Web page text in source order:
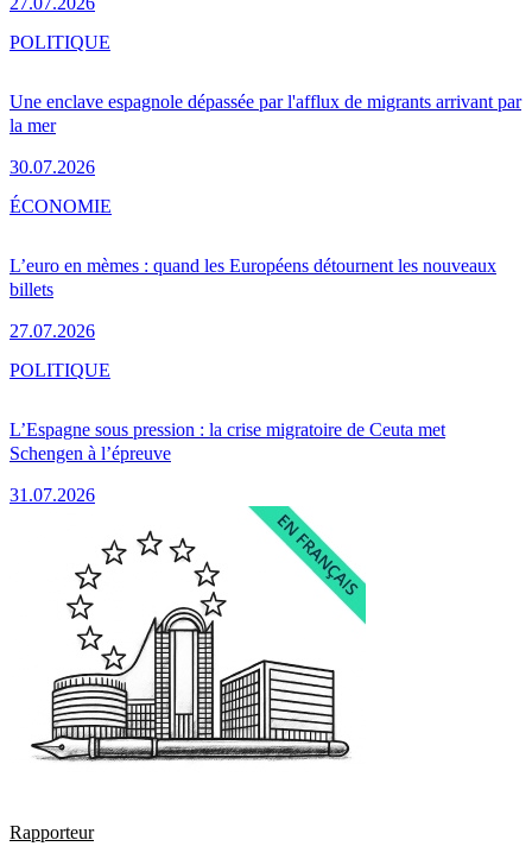
Une enclave espagnole dépassée par l'afflux de migrants arrivant par
la mer
30.07.2026
POLITIQUE
L’euro en mèmes : quand les Européens détournent les nouveaux
billets
27.07.2026
ÉCONOMIE
L’Espagne sous pression : la crise migratoire de Ceuta met
Schengen à l’épreuve
31.07.2026
POLITIQUE
Rapporteur